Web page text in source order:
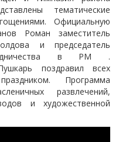
тематические
Официальную
Роман заместитель
и председатель
в РМ .
поздравил всех
Программа
развлечений,
и художественной